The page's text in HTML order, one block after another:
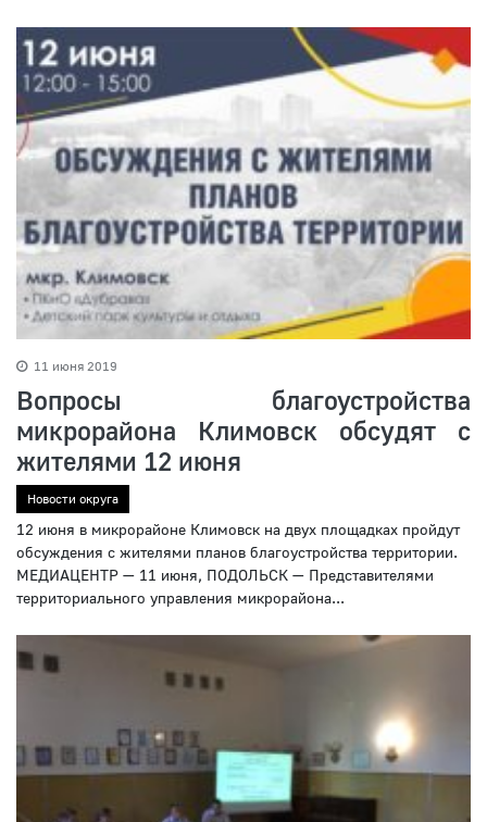
11 июня 2019
Вопросы благоустройства
микрорайона Климовск обсудят с
жителями 12 июня
Новости округа
12 июня в микрорайоне Климовск на двух площадках пройдут
обсуждения с жителями планов благоустройства территории.
МЕДИАЦЕНТР — 11 июня, ПОДОЛЬСК — Представителями
территориального управления микрорайона...